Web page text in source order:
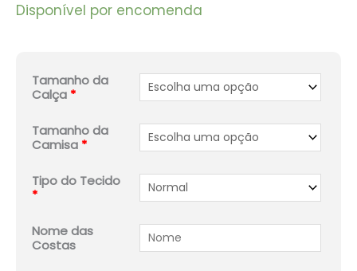
Disponível por encomenda
Tamanho da
Calça *
Tamanho da
Camisa *
Tipo do Tecido
*
Nome das
Costas